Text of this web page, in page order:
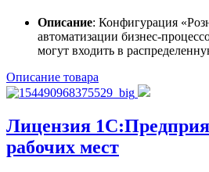
Описание: Конфигурация
автоматизации бизнес-
могут входить в
Описание товара
Лицензия
рабочих мест